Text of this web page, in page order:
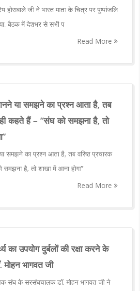
होसबाले जी ने भारत माता के चित्र पर पुष्पांजलि
बैठक में देशभर से सभी प
Read More
या समझने का प्रश्न आता है, तब
कहते हैं – “संघ को समझना है, तो
समझने का प्रश्न आता है, तब वरिष्ठ प्रचारक
है, तो शाखा में आना होगा”
Read More
का उपयोग दुर्बलों की रक्षा करने के
भागवत जी
संघ के सरसंघचालक डॉ. मोहन भागवत जी ने